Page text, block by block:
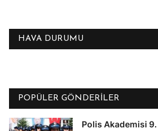
HAVA DURUMU
POPÜLER GÖNDERILER
Polis Akademisi 9.